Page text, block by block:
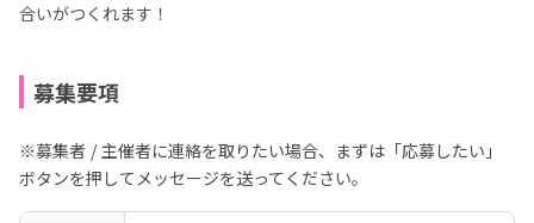
合いがつくれます！
募集要項
※募集者 / 主催者に連絡を取りたい場合、まずは「応募したい」
ボタンを押してメッセージを送ってください。